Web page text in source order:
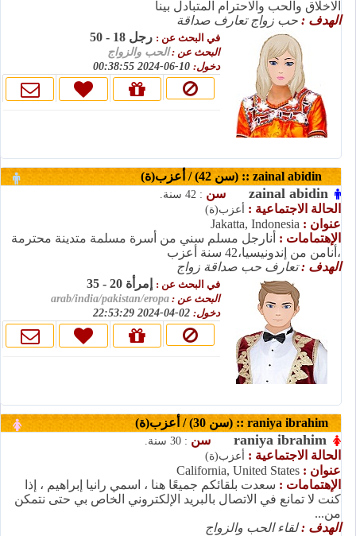
الاخلاق والحب والاحترام المتبادل بينا
الهدف : حب زواج تعارف صداقة
في البحث عن : رجل 18 - 50
البحث عن :الحب والزواج
دخول:
zainal abidin :: (سن 42) / أعزب(ة)
zainal abidin سن : 42 سنة.
الحالة الاجتماعية : أعزب(ة)
عنوان : Jakatta, Indonesia
الإهتمامات : أنارجل مسلم سني من أسرة مسلمة متدينة محترمة
،أنامن من إندونيسيا،42 سنة أعزب
الهدف :تعارف حب صداقة زواج
في البحث عن : إمرأة 20 - 35
البحث عن : arab/india/pakistan/eropa
دخول:
raniya ibrahim :: (سن 30) / أعزب(ة)
raniya ibrahim سن : 30 سنة.
الحالة الاجتماعية : أعزب(ة)
عنوان : California, United States
الإهتمامات : سعدت بلقائكم جميعًا هنا ، اسمي رانيا إبراهيم ، إذا
كنت لا تمانع في الاتصال بالبريد الإلكتروني الخاص بي حتى نتمكن
من...
الهدف :لقاء الحب والزواج